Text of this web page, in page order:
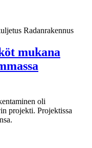
Radanrakennus
mukana
oli
projekti. Projektissa